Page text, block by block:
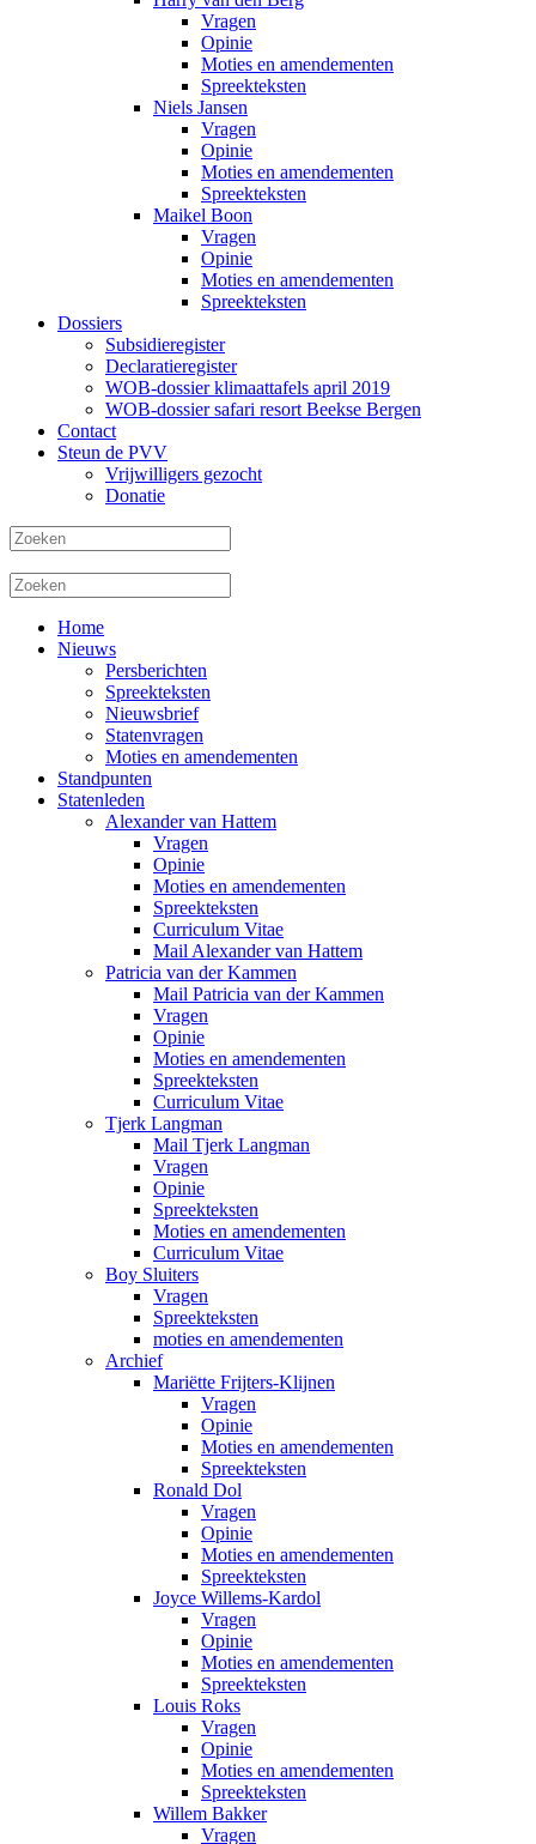
Vragen
Opinie
Moties en amendementen
Spreekteksten
Niels Jansen
Vragen
Opinie
Moties en amendementen
Spreekteksten
Maikel Boon
Vragen
Opinie
Moties en amendementen
Spreekteksten
Dossiers
Subsidieregister
Declaratieregister
WOB-dossier klimaattafels april 2019
WOB-dossier safari resort Beekse Bergen
Contact
Steun de PVV
Vrijwilligers gezocht
Donatie
Home
Nieuws
Persberichten
Spreekteksten
Nieuwsbrief
Statenvragen
Moties en amendementen
Standpunten
Statenleden
Alexander van Hattem
Vragen
Opinie
Moties en amendementen
Spreekteksten
Curriculum Vitae
Mail Alexander van Hattem
Patricia van der Kammen
Mail Patricia van der Kammen
Vragen
Opinie
Moties en amendementen
Spreekteksten
Curriculum Vitae
Tjerk Langman
Mail Tjerk Langman
Vragen
Opinie
Spreekteksten
Moties en amendementen
Curriculum Vitae
Boy Sluiters
Vragen
Spreekteksten
moties en amendementen
Archief
Mariëtte Frijters-Klijnen
Vragen
Opinie
Moties en amendementen
Spreekteksten
Ronald Dol
Vragen
Opinie
Moties en amendementen
Spreekteksten
Joyce Willems-Kardol
Vragen
Opinie
Moties en amendementen
Spreekteksten
Louis Roks
Vragen
Opinie
Moties en amendementen
Spreekteksten
Willem Bakker
Vragen